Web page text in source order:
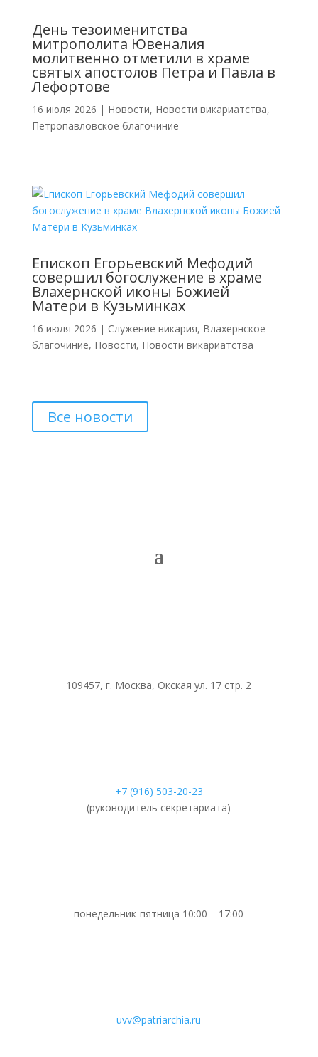
День тезоименитства
митрополита Ювеналия
молитвенно отметили в храме
святых апостолов Петра и Павла в
Лефортове
16 июля 2026 | Новости, Новости викариатства,
Петропавловское благочиние
Епископ Егорьевский Мефодий
совершил богослужение в храме
Влахернской иконы Божией
Матери в Кузьминках
16 июля 2026 | Cлужение викария, Влахернское
благочиние, Новости, Новости викариатства
Все новости
109457, г. Москва, Окская ул. 17 стр. 2
+7 (916) 503-20-23
(руководитель секретариата)
понедельник-пятница 10:00 – 17:00
uvv@patriarchia.ru